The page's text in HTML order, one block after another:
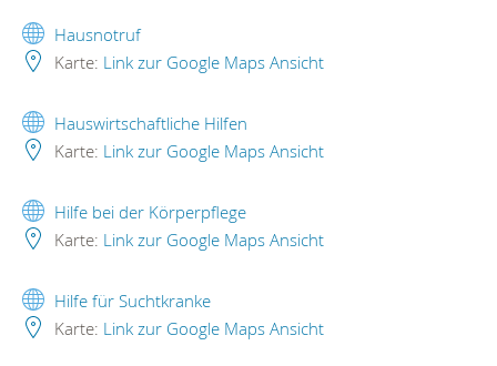
Hausnotruf
Karte: Link zur Google Maps Ansicht
Hauswirtschaftliche Hilfen
Karte: Link zur Google Maps Ansicht
Hilfe bei der Körperpflege
Karte: Link zur Google Maps Ansicht
Hilfe für Suchtkranke
Karte: Link zur Google Maps Ansicht